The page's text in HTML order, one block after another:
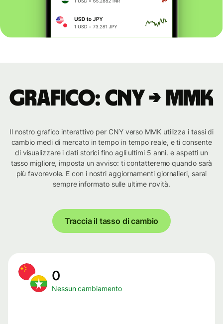
Grafico: CNY → MMK
Il nostro grafico interattivo per CNY verso MMK utilizza i tassi di
cambio medi di mercato in tempo in tempo reale, e ti consente
di visualizzare i dati storici fino agli ultimi 5 anni. e aspetti un
tasso migliore, imposta un avviso: ti contatteremo quando sarà
più favorevole. E con i nostri aggiornamenti giornalieri, sarai
sempre informato sulle ultime novità.
Traccia il tasso di cambio
0
Nessun cambiamento